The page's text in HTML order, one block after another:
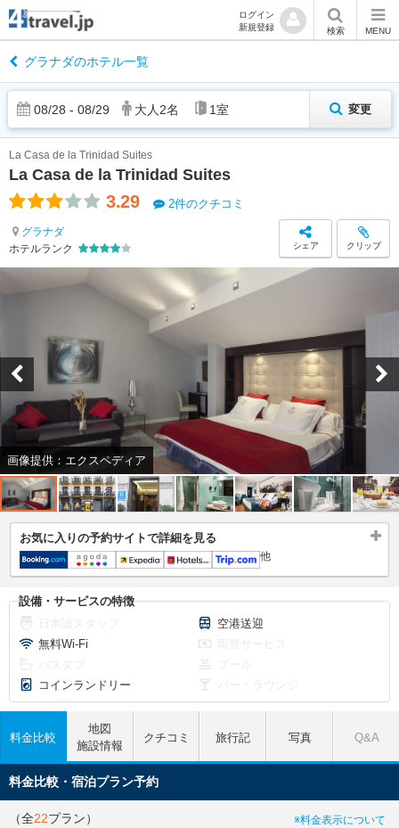
ログイン
新規登録
検索 MENU
グラナダのホテル一覧
08/28 - 08/29 大人 2名 1室 変更
La Casa de la Trinidad Suites
La Casa de la Trinidad Suites
3.29 2件のクチコミ
グラナダ
ホテルランク
シェア クリップ
画像提供：エクスペディア
お気に入りの予約サイトで詳細を見る
他
設備・サービスの特徴
空港送迎
無料Wi-Fi
コインランドリー
料金比較
地図
施設情報
クチコミ 旅行記 写真 Q&A
料金比較・宿泊プラン予約
（全22プラン） ※料金表示について